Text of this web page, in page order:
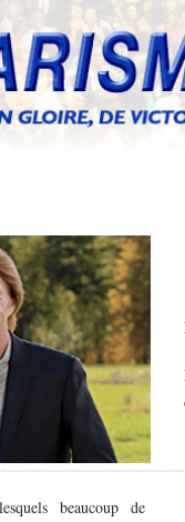
beaucoup de